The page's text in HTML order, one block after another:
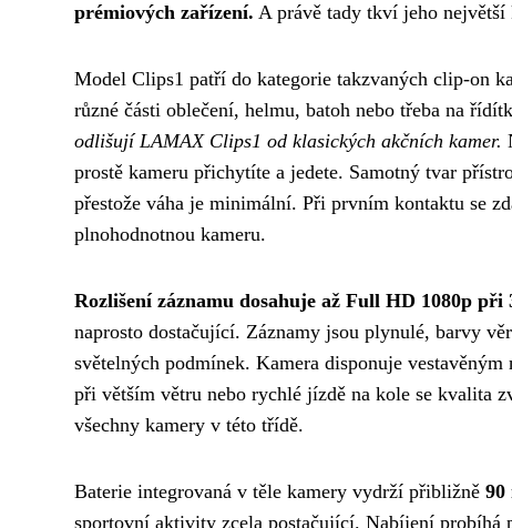
prémiových zařízení. A právě tady tkví jeho
Model Clips1 patří do kategorie takzvaných clip-on
různé části oblečení, helmu, batoh nebo třeba na
odlišují LAMAX Clips1 od klasických akčních kamer.
prostě kameru přichytíte a jedete. Samotný tvar
přestože váha je minimální. Při prvním kontaktu se
plnohodnotnou kameru.
Rozlišení záznamu dosahuje až Full HD 1080p při
naprosto dostačující. Záznamy jsou plynulé, barvy
světelných podmínek. Kamera disponuje
při větším větru nebo rychlé jízdě na kole se kvalita
všechny kamery v této třídě.
Baterie integrovaná v těle kamery vydrží přibližně 90
sportovní aktivity zcela postačující. Nabíjení probíhá